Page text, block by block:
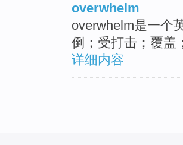
overwhelm
overwhelm是一个
倒；受打击；覆盖
详细内容